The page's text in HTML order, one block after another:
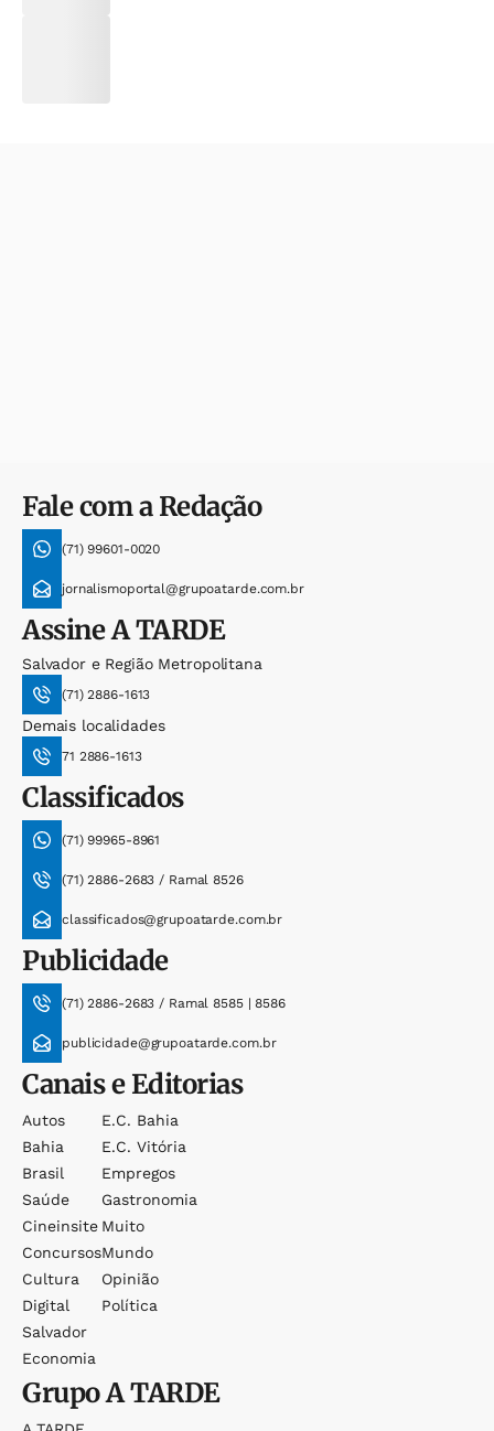
Fale com a Redação
(71) 99601-0020
jornalismoportal@grupoatarde.com.br
AssineA TARDE
Salvador e Região Metropolitana
(71) 2886-1613
Demais localidades
71 2886-1613
Classificados
(71) 99965-8961
(71) 2886-2683 / Ramal 8526
classificados@grupoatarde.com.br
Publicidade
(71) 2886-2683 / Ramal 8585 | 8586
publicidade@grupoatarde.com.br
Canais e Editorias
Autos
Bahia
Brasil
Saúde
Cineinsite
Concursos
Cultura
Digital
Salvador
Economia
E.c. Bahia
E.c. Vitória
Empregos
Gastronomia
Muito
Mundo
Opinião
Política
GrupoA TARDE